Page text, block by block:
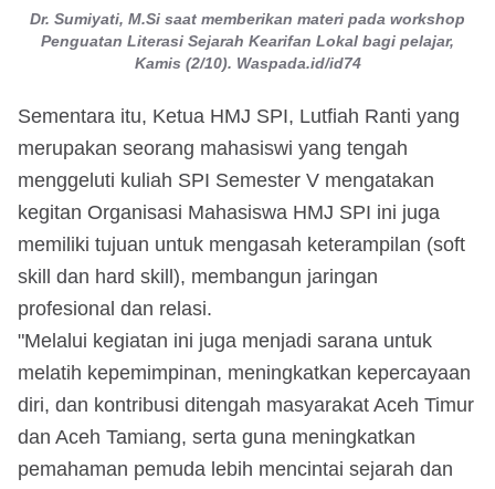
Dr. Sumiyati, M.Si saat memberikan materi pada workshop
Penguatan Literasi Sejarah Kearifan Lokal bagi pelajar,
Kamis (2/10). Waspada.id/id74
Sementara itu, Ketua HMJ SPI, Lutfiah Ranti yang
merupakan seorang mahasiswi yang tengah
menggeluti kuliah SPI Semester V mengatakan
kegitan Organisasi Mahasiswa HMJ SPI ini juga
memiliki tujuan untuk mengasah keterampilan (soft
skill dan hard skill), membangun jaringan
profesional dan relasi.
"Melalui kegiatan ini juga menjadi sarana untuk
melatih kepemimpinan, meningkatkan kepercayaan
diri, dan kontribusi ditengah masyarakat Aceh Timur
dan Aceh Tamiang, serta guna meningkatkan
pemahaman pemuda lebih mencintai sejarah dan